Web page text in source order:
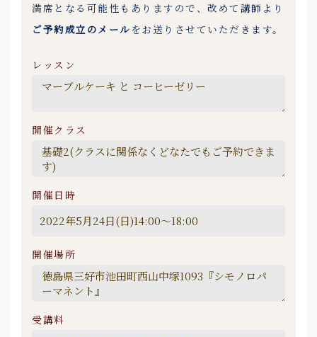
満席となる可能性もありますので、改めて講師より
ご予約成立のメール をお送りさせていただきます。
レッスン
開催クラス
開催日時
開催場所
受講料